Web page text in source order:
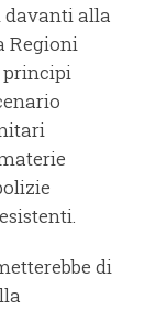
davanti alla
Regioni
principi
di